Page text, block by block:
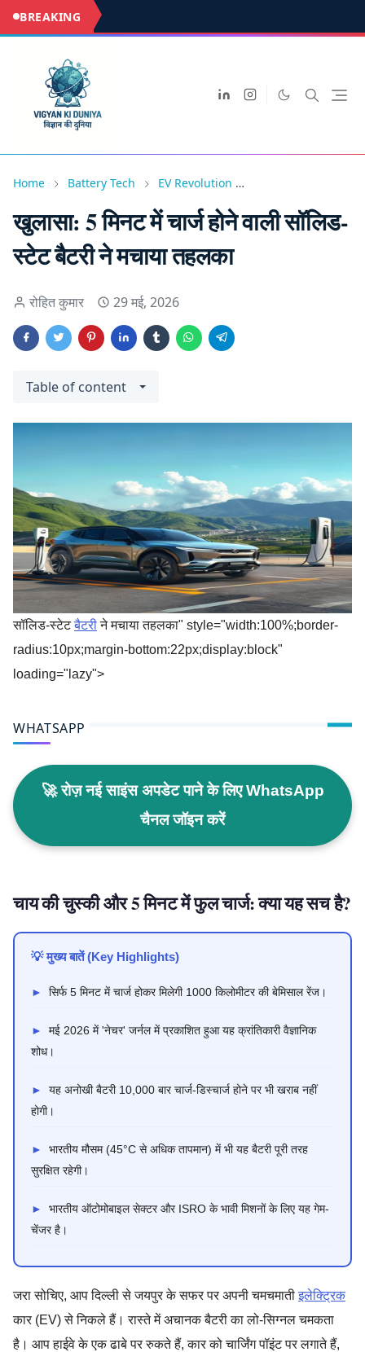
BREAKING
Home Battery Tech EV Revolution
खुलासा: 5 मिनट में चार्ज होने वाली सॉलिड-
स्टेट बैटरी ने मचाया तहलका
रोहित कुमार 29 मई, 2026
Table of content
सॉलिड-स्टेटबैटरीने मचाया तहलका" style="width:100%;border-
radius:10px;margin-bottom:22px;display:block"
loading="lazy">
WHATSAPP
🚀 रोज़ नई साइंस अपडेट पाने के लिए WhatsApp
चैनल जॉइन करें
चाय की चुस्की और 5 मिनट में फुल चार्ज: क्या यह सच है?
💡 मुख्य बातें (Key Highlights)
► सिर्फ 5 मिनट में चार्ज होकर मिलेगी 1000 किलोमीटर की बेमिसाल रेंज।
►
मई 2026 में 'नेचर' जर्नल में प्रकाशित हुआ यह क्रांतिकारी वैज्ञानिक
शोध।
►
यह अनोखी बैटरी 10,000 बार चार्ज-डिस्चार्ज होने पर भी खराब नहीं
होगी।
►
भारतीय मौसम (45°C से अधिक तापमान) में भी यह बैटरी पूरी तरह
सुरक्षित रहेगी।
►
भारतीय ऑटोमोबाइल सेक्टर और ISRO के भावी मिशनों के लिए यह गेम-
चेंजर है।
जरा सोचिए, आप दिल्ली से जयपुर के सफर पर अपनी चमचमातीइलेक्ट्रिक
कार (EV) से निकले हैं। रास्ते में अचानक बैटरी का लो-सिग्नल चमकता
है। आप हाईवे के एक ढाबे पर रुकते हैं, कार को चार्जिंग पॉइंट पर लगाते हैं,